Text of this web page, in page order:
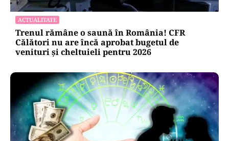
ACTUALITATE
Trenul rămâne o saună în România! CFR
Călători nu are încă aprobat bugetul de
venituri și cheltuieli pentru 2026